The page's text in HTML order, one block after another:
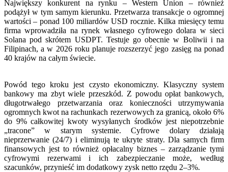
Największy konkurent na rynku – Western Union – również
podążył w tym samym kierunku. Przetwarza transakcje o ogromnej
wartości – ponad 100 miliardów USD rocznie. Kilka miesięcy temu
firma wprowadziła na rynek własnego cyfrowego dolara w sieci
Solana pod skrótem USDPT. Testuje go obecnie w Boliwii i na
Filipinach, a w 2026 roku planuje rozszerzyć jego zasięg na ponad
40 krajów na całym świecie.
Powód tego kroku jest czysto ekonomiczny. Klasyczny system
bankowy ma zbyt wiele przeszkód. Z powodu opłat bankowych,
długotrwałego przetwarzania oraz konieczności utrzymywania
ogromnych kwot na rachunkach rezerwowych za granicą, około 6%
do 9% całkowitej kwoty wysyłanych środków jest niepotrzebnie
„tracone” w starym systemie. Cyfrowe dolary działają
nieprzerwanie (24/7) i eliminują te ukryte straty. Dla samych firm
finansowych jest to również opłacalny biznes – zarządzanie tymi
cyfrowymi rezerwami i ich zabezpieczanie może, według
szacunków, przynieść im dodatkowy zysk netto rzędu 2–3%.